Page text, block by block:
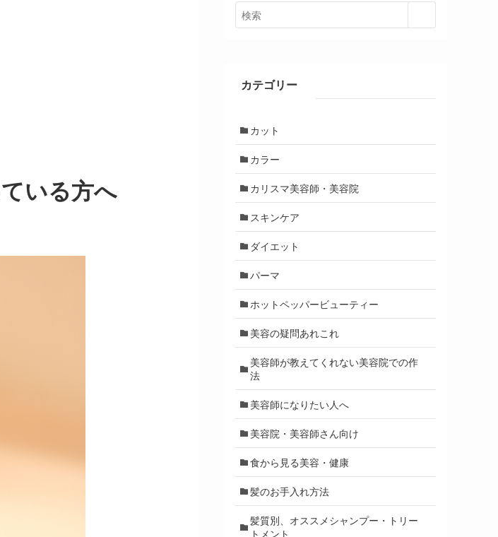
いる方へ
カテゴリー
カット
カラー
カリスマ美容師・美容院
スキンケア
ダイエット
パーマ
ホットペッパービューティー
美容の疑問あれこれ
美容師が教えてくれない美容院での作
法
美容師になりたい人へ
美容院・美容師さん向け
食から見る美容・健康
髪のお手入れ方法
髪質別、オススメシャンプー・トリー
トメント